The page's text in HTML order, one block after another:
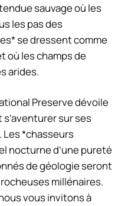
sauvage où les
les pas des
se dressent comme
où les champs de
arides.
Preserve dévoile
sur ses
*chasseurs
nocturne d’une pureté
de géologie seront
millénaires.
vous invitons à